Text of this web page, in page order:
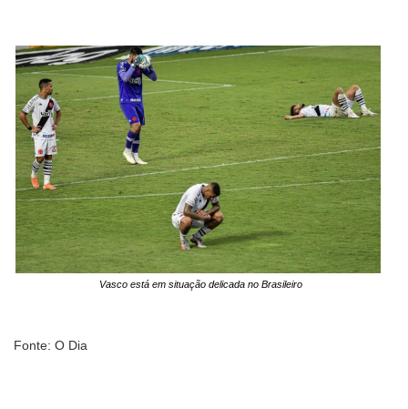
Vasco está em situação delicada no Brasileiro
Fonte: O Dia